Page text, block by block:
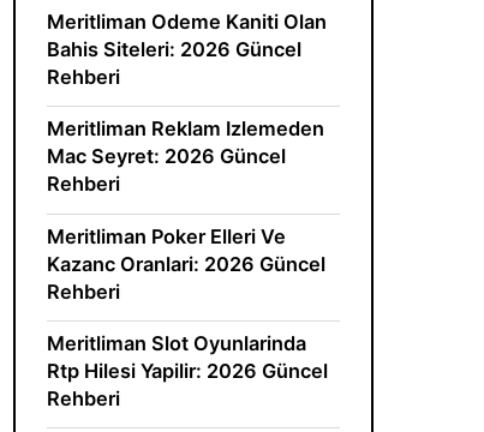
Meritliman Odeme Kaniti Olan
Bahis Siteleri: 2026 Güncel
Rehberi
Meritliman Reklam Izlemeden
Mac Seyret: 2026 Güncel
Rehberi
Meritliman Poker Elleri Ve
Kazanc Oranlari: 2026 Güncel
Rehberi
Meritliman Slot Oyunlarinda
Rtp Hilesi Yapilir: 2026 Güncel
Rehberi